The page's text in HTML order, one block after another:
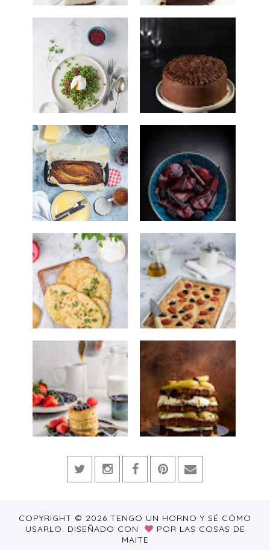
COPYRIGHT © 2026 TENGO UN HORNO Y SÉ CÓMO
USARLO. DISEÑADO CON POR LAS COSAS DE
MAITE